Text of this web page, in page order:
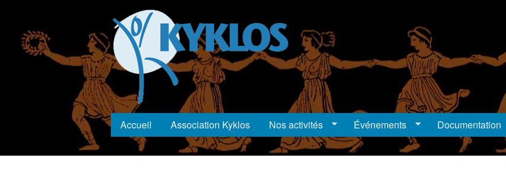
Main menu
Accueil Association Kyklos Nos activités Événements Documentation